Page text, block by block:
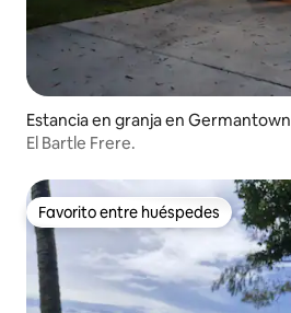
Estancia en granja en Germantown
El Bartle Frere.
Favorito entre huéspedes
Favorito entre huéspedes